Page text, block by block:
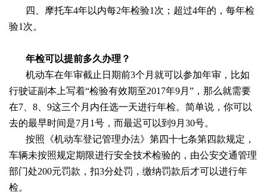
四、
摩托车4年以内每2年检验1次；超过4年的，每年检
验1次。
年检可以提前多久办理？
机动车在年审截止日期前3个月就可以参加年审，比如
行驶证副本上写着“检验有效期至201 7年9月”，那么就需要
在7、8、9这三个月内任选一天进行年检。简单说，你可以
去的最早时间是7月1号，而最迟可以到9月30号。
按照《机动车登记管理办法》第四十七条第四款规定，
车辆未按照规定期限进行安全技术检验的，由公安交通管理
部门处200元罚款，扣3分处罚 ，缴纳罚款后才可以进行年
检。